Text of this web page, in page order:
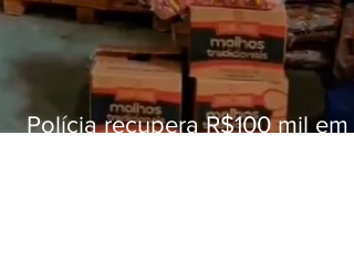
Polícia recupera R$100 mil em